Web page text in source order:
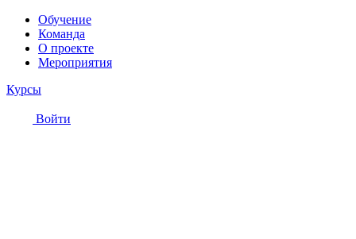
Обучение
Команда
О проекте
Мероприятия
Курсы
Войти